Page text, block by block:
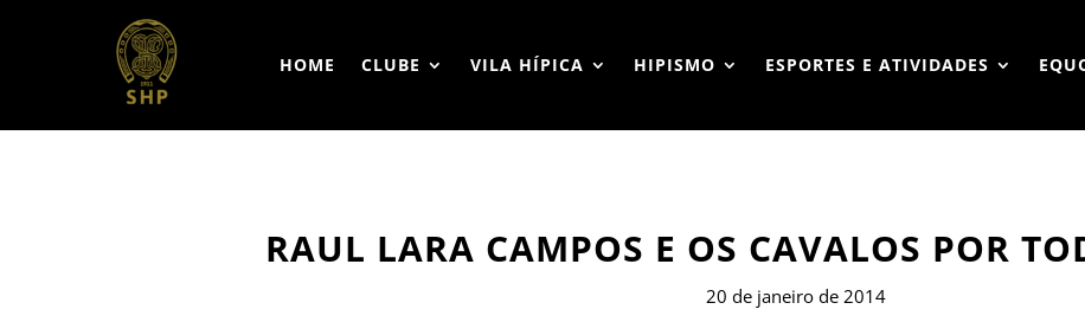
HOME CLUBE VILA HÍPICA HIPISMO ESPORTES E ATIVIDADES
RAUL LARA CAMPOS E OS CAVALOS POR
20 de janeiro de 2014